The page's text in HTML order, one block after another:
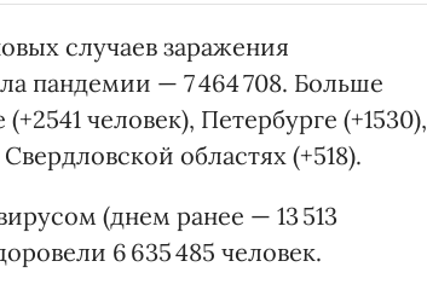
случаев заражения
пандемии — 7 464 708. Больше
человек), Петербурге (+1530),
областях (+518).
(днем ранее — 13 513
6 635 485 человек.